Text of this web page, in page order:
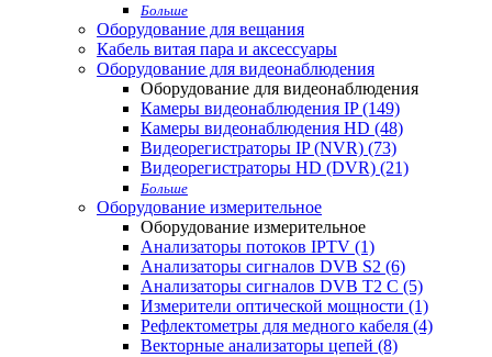
Больше
Оборудование для вещания
Кабель витая пара и аксессуары
Оборудование для видеонаблюдения
Оборудование для видеонаблюдения
Камеры видеонаблюдения IP (149)
Камеры видеонаблюдения HD (48)
Видеорегистраторы IP (NVR) (73)
Видеорегистраторы HD (DVR) (21)
Больше
Оборудование измерительное
Оборудование измерительное
Анализаторы потоков IPTV (1)
Анализаторы сигналов DVB S2 (6)
Анализаторы сигналов DVB T2 С (5)
Измерители оптической мощности (1)
Рефлектометры для медного кабеля (4)
Векторные анализаторы цепей (8)